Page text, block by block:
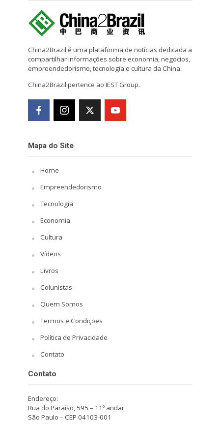
China2Brazil é uma plataforma de notícias dedicada a
compartilhar informações sobre economia, negócios,
empreendedorismo, tecnologia e cultura da China.
China2Brazil pertence ao IEST Group.
Mapa do Site
Home
Empreendedorismo
Tecnologia
Economia
Cultura
Vídeos
Livros
Colunistas
Quem Somos
Termos e Condições
Política de Privacidade
Contato
Contato
Endereço:
Rua do Paraíso, 595 – 11º andar
São Paulo – CEP 04103-001